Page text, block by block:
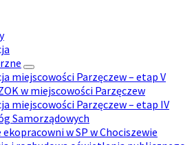
miejscowości Parzęczew – etap V
w miejscowości Parzęczew
miejscowości Parzęczew – etap IV
Samorządowych
w SP w Chociszewie